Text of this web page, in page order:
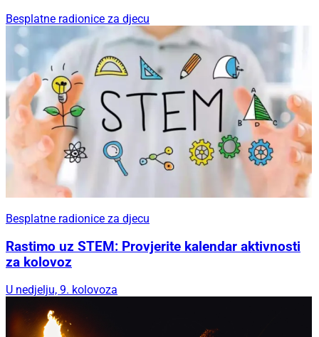
Besplatne radionice za djecu
Besplatne radionice za djecu
Rastimo uz STEM: Provjerite kalendar aktivnosti
za kolovoz
U nedjelju, 9. kolovoza